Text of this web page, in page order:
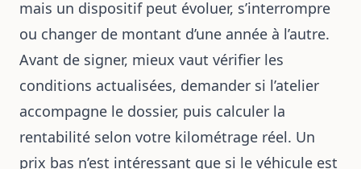
mais un dispositif peut évoluer, s’interrompre
ou changer de montant d’une année à l’autre.
Avant de signer, mieux vaut vérifier les
conditions actualisées, demander si l’atelier
accompagne le dossier, puis calculer la
rentabilité selon votre kilométrage réel. Un
prix bas n’est intéressant que si le véhicule est